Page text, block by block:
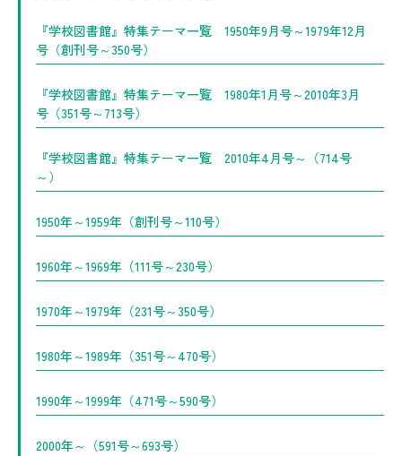
『学校図書館』特集テーマ一覧 1950年9月号～1979年12月
号（創刊号～350号）
『学校図書館』特集テーマ一覧 1980年1月号～2010年3月
号（351号～713号）
『学校図書館』特集テーマ一覧 2010年4月号～（714号
～）
1950年～1959年（創刊号～110号）
1960年～1969年（111号～230号）
1970年～1979年（231号～350号）
1980年～1989年（351号～470号）
1990年～1999年（471号～590号）
2000年～（591号～693号）